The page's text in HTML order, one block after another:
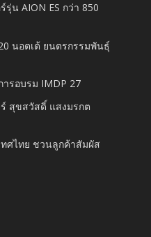
รุ่น AION ES กว่า 850
นอตเต้ ยนตรกรรมพันธุ์
รอบรม IMDP 27
สุขสวัสดิ์ แสงมรกต
ศไทย ชวนลูกค้าสัมผัส